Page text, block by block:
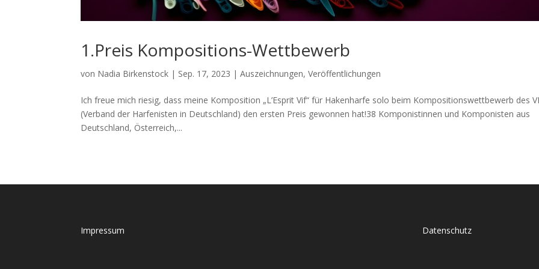
1.Preis Kompositions-Wettbewerb
von Nadia Birkenstock | Sep. 17, 2023 |Auszeichnungen,Veröffentlichungen
Ich freue mich riesig, dass meine Komposition „L’Esprit Vif“ für Hakenharfe solo beim Kompositionswettbewerb des
(Verband der Harfenisten in Deutschland) den ersten Preis gewonnen hat!38 Komponistinnen und Komponisten aus
Deutschland, Österreich,...
Impressum Datenschutz